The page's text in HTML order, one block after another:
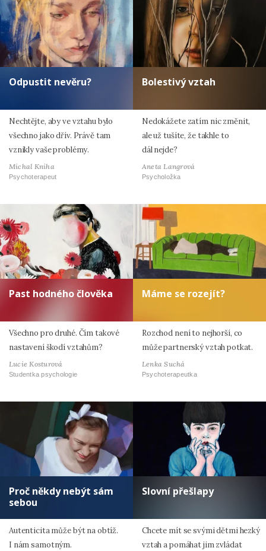
Odpustit nevěru?
Nechtějte, aby ve vztahu bylo
všechno jako dřív. Právě tam
vznikly vaše problémy.
Michal Kniha
Psychoterapeut
Bolestivý vztah
Nedokážete zatím nic změnit,
ale už tušíte, že takhle to
dál nejde?
Aneta Langrová
Psycholožka
Past hodného člověka
Všechno pro druhé. Čím takové
nastavení škodí vztahům?
Lucie Kosturová
Studentka psychologie
Máme se rozejít?
Rozchod není to nejhorší, co
může partnerský vztah potkat.
Lenka Suchá
Psychoterapeutka
Proč někdy nebýt sám
sebou
Autenticita může být na obtíž.
I nám samotným.
Slovní přešlapy
Chcete mít se svými dětmi hezký
vztah a pomáhat jim zvládat